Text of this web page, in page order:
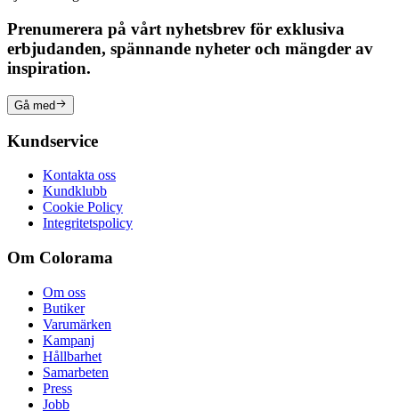
Prenumerera på vårt nyhetsbrev för exklusiva
erbjudanden, spännande nyheter och mängder av
inspiration.
Gå med
Kundservice
Kontakta oss
Kundklubb
Cookie Policy
Integritetspolicy
Om Colorama
Om oss
Butiker
Varumärken
Kampanj
Hållbarhet
Samarbeten
Press
Jobb